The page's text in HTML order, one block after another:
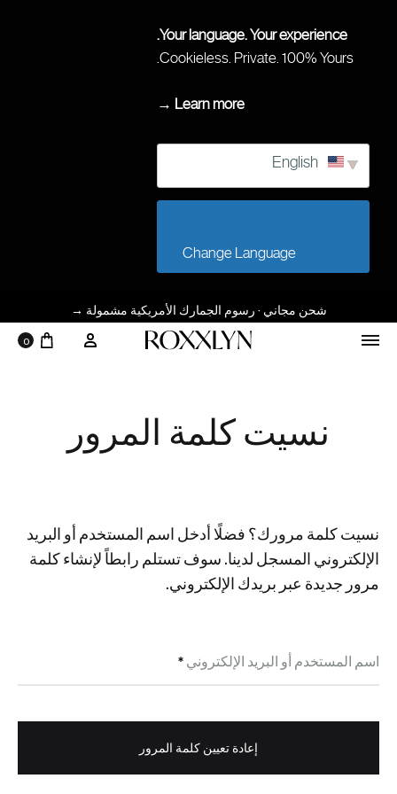
Your language. Your experience.
Cookieless. Private. 100% Yours.
Learn more →
شحن مجاني · رسوم الجمارك الأمريكية مشمولة →
حسابي0
نسيت كلمة المرور
نسيت كلمة مرورك؟ فضلًا أدخل اسم المستخدم أو البريد
الإلكتروني المسجل لدينا. سوف تستلم رابطاً لإنشاء كلمة
مرور جديدة عبر بريدك الإلكتروني.
اسم المستخدم أو البريد الإلكتروني*مطلوبة
إعادة تعيين كلمة المرور